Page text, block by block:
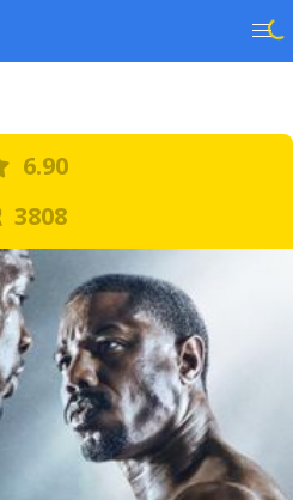
6.90
3808